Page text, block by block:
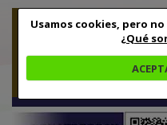
Usamos cookies, pero
¿Qué